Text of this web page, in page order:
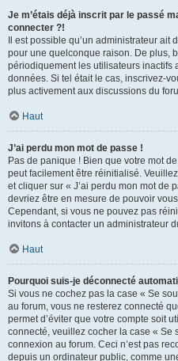
Je m’étais déjà inscrit par le passé
connecter ?!
Il est possible qu’un administrateur
pour une quelconque raison. De plus,
périodiquement les utilisateurs inactifs
données. Si tel était le cas, inscrivez-
plus activement aux discussions du
Haut
J’ai perdu mon mot de passe !
Pas de panique ! Bien que votre mot
peut facilement être réinitialisé.
et cliquer sur « J’ai perdu mon mot de
devriez être en mesure de pouvoir
Cependant, si vous ne pouvez pas
invitons à contacter un administrateur
Haut
Pourquoi suis-je déconnecté
Si vous ne cochez pas la case « Se
au forum, vous ne resterez connecté
permet d’éviter que votre compte soit
connecté, veuillez cocher la case « Se
connexion au forum. Ceci n’est pas
depuis un ordinateur public, comme